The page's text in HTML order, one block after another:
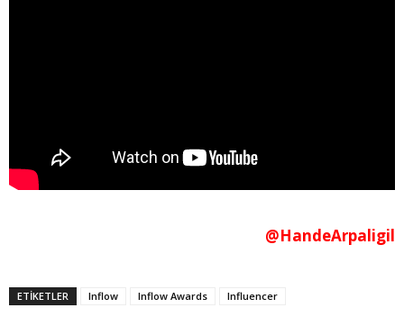
@HandeArpaligil
ETİKETLER Inflow Inflow Awards Influencer